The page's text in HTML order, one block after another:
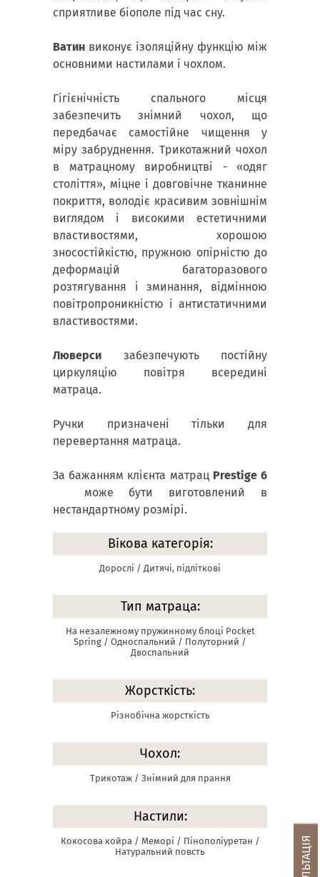
сприятливе біополе під час сну.
Ватин виконує ізоляційну функцію між
основними настилами і чохлом.
Гігієнічність спального місця
забезпечить знімний чохол, що
передбачає самостійне чищення у
міру забруднення. Трикотажний чохол
в матрацному виробництві - «одяг
століття», міцне і довговічне тканинне
покриття, володіє красивим зовнішнім
виглядом і високими естетичними
властивостями, хорошою
зносостійкістю, пружною опірністю до
деформацій багаторазового
розтягування і зминання, відмінною
повітропроникністю і антистатичними
властивостями.
Люверси забезпечують постійну
циркуляцію повітря всередині
матраца.
Ручки призначені тільки для
перевертання матраца.
За бажанням клієнта матрац Prestige 6
може бути виготовлений в
нестандартному розмірі.
Вікова категорія:
Дорослі / Дитячі, підліткові
Тип матраца:
На незалежному пружинному блоці Pocket
Spring / Односпальний / Полуторний /
Двоспальний
Жорсткість:
Різнобічна жорсткість
Чохол:
Трикотаж / Знімний для прання
Настили:
Кокосова койра / Меморі / Пінополіуретан /
Натуральний повсть